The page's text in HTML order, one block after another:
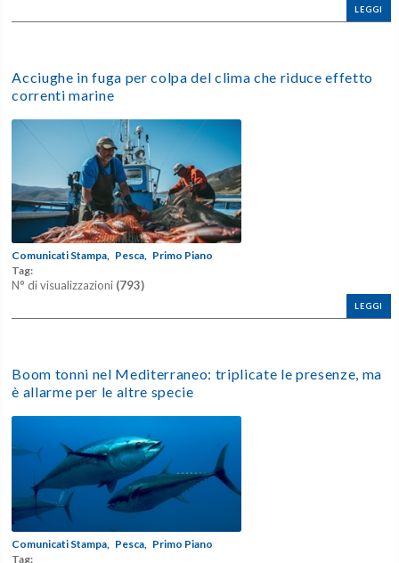
LEGGI
Acciughe in fuga per colpa del clima che riduce effetto
correnti marine
Comunicati Stampa, Pesca,
Primo Piano
Tag:
N° di visualizzazioni (793)
LEGGI
Boom tonni nel Mediterraneo: triplicate le presenze, ma
è allarme per le altre specie
Comunicati Stampa, Pesca,
Primo Piano
Tag: